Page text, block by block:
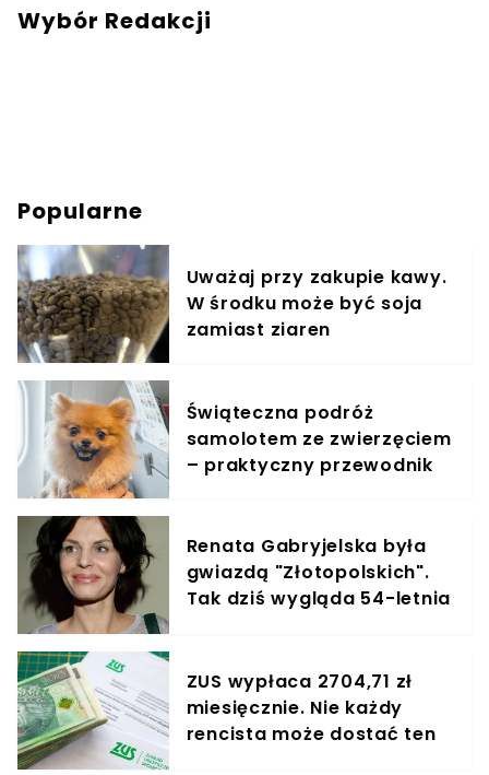
Wybór Redakcji
Popularne
Uważaj przy zakupie kawy.
W środku może być soja
zamiast ziaren
Świąteczna podróż
samolotem ze zwierzęciem
– praktyczny przewodnik
Renata Gabryjelska była
gwiazdą "Złotopolskich".
Tak dziś wygląda 54-letnia
ZUS wypłaca 2704,71 zł
miesięcznie. Nie każdy
rencista może dostać ten